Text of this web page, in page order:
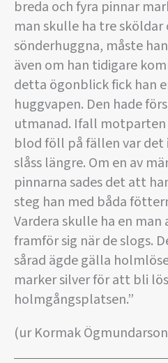
breda och fyra pinnar
man skulle ha tre sköldar
sönderhuggna, måste
även om han tidigare
detta ögonblick fick han
huggvapen. Den hade
utmanad. Ifall motparten
blod föll på fällen var
slåss längre. Om en av
pinnarna sades det att
steg han med båda
Vardera skulle ha en
framför sig när de slogs.
sårad ägde gälla
marker silver för att bli
holmgångsplatsen.”
(ur Kormak